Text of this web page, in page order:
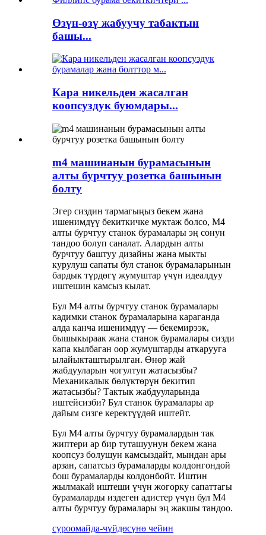
Өзүн-өзү жабуучу табактын
башы...
Кара никельден жасалган
коопсуздук буюмдары...
m4 машинанын бурамасынын
алты бурчтуу розетка башынын
болту
Эгер сиздин тармагыңыз бекем жана
ишенимдүү бекиткичке муктаж болсо, M4
алты бурчтуу станок бурамалары эң сонун
тандоо болуп саналат. Алардын алты
бурчтуу баштуу дизайны жана мыкты
курулуш сапаты бул станок бурамаларынын
бардык түрдөгү жумуштар үчүн идеалдуу
иштешин камсыз кылат.
Бул M4 алты бурчтуу станок бурамалары
кадимки станок бурамаларына караганда
алда канча ишенимдүү — бекемирээк,
бышыкыраак жана станок бурамалары сизди
капа кылбаган оор жумуштарды аткарууга
ылайыкташтырылган. Өнөр жай
жабдууларын чогултуп жатасызбы?
Механикалык бөлүктөрүн бекитип
жатасызбы? Тактык жабдууларында
иштейсизби? Бул станок бурамалары ар
дайым сизге керектүүдөй иштейт.
Бул M4 алты бурчтуу бурамалардын так
жиптери ар бир туташуунун бекем жана
коопсуз болушун камсыздайт, мындан ары
арзан, сапатсыз бурамаларды колдонгондой
бош бурамаларды колдонбойт. Иштин
жылмакай иштеши үчүн жогорку сапаттагы
бурамаларды издеген адистер үчүн бул M4
алты бурчтуу бурамалары эң жакшы тандоо.
суроомайда-чүйдөсүнө чейин